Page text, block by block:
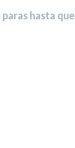
hasta que